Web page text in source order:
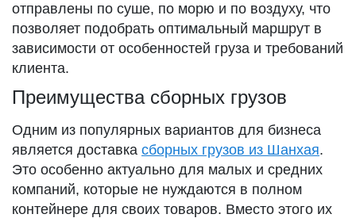
отправлены по суше, по морю и по воздуху, что
позволяет подобрать оптимальный маршрут в
зависимости от особенностей груза и требований
клиента.
Преимущества сборных грузов
Одним из популярных вариантов для бизнеса
является доставка сборных грузов из Шанхая.
Это особенно актуально для малых и средних
компаний, которые не нуждаются в полном
контейнере для своих товаров. Вместо этого их